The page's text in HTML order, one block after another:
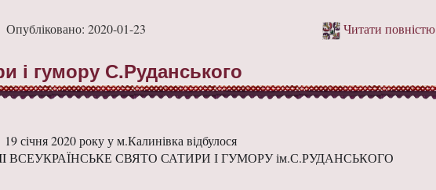
Опубліковано: 2020-01-23 Читати повністю
і гумору С.Руданського
19 січня 2020 року у м.Калинівка відбулося
ВСЕУКРАЇНСЬКЕ СВЯТО САТИРИ І ГУМОРУ ім.С.РУДАНСЬКОГО